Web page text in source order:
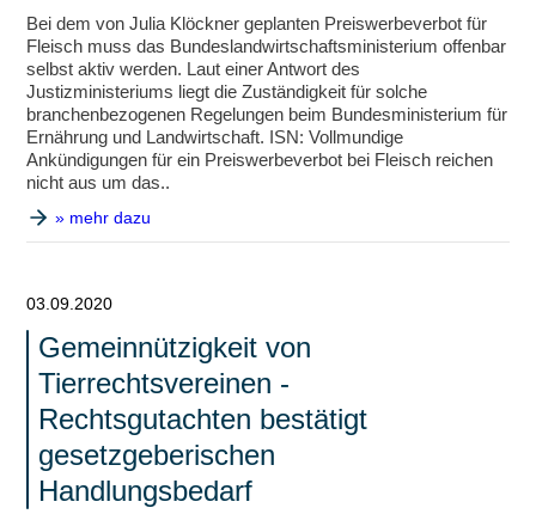
Bei dem von Julia Klöckner geplanten Preiswerbeverbot für
Fleisch muss das Bundeslandwirtschaftsministerium offenbar
selbst aktiv werden. Laut einer Antwort des
Justizministeriums liegt die Zuständigkeit für solche
branchenbezogenen Regelungen beim Bundesministerium für
Ernährung und Landwirtschaft. ISN: Vollmundige
Ankündigungen für ein Preiswerbeverbot bei Fleisch reichen
nicht aus um das..
» mehr dazu
03.09.2020
Gemeinnützigkeit von
Tierrechtsvereinen -
Rechtsgutachten bestätigt
gesetzgeberischen
Handlungsbedarf